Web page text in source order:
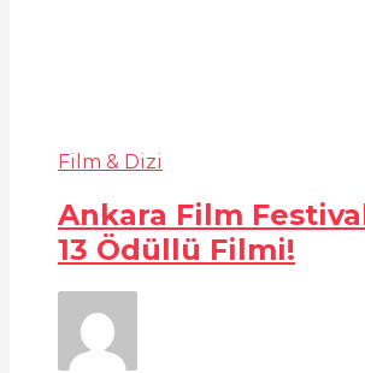
Film & Dizi
Ankara Film
13 Ödüllü Filmi!